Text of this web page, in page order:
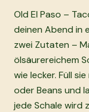
Old El Paso –
deinen Abend in
zwei Zutaten –
ölsäurereichem
wie lecker. Füll
oder Beans und
jede Schale wird